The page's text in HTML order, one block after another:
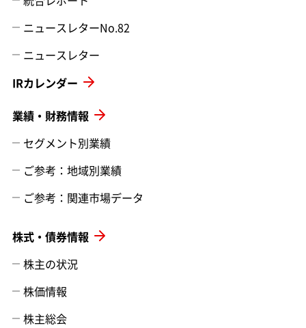
ニュースレターNo.82
ニュースレター
IRカレンダー
業績・財務情報
セグメント別業績
ご参考：地域別業績
ご参考：関連市場データ
株式・債券情報
株主の状況
株価情報
株主総会